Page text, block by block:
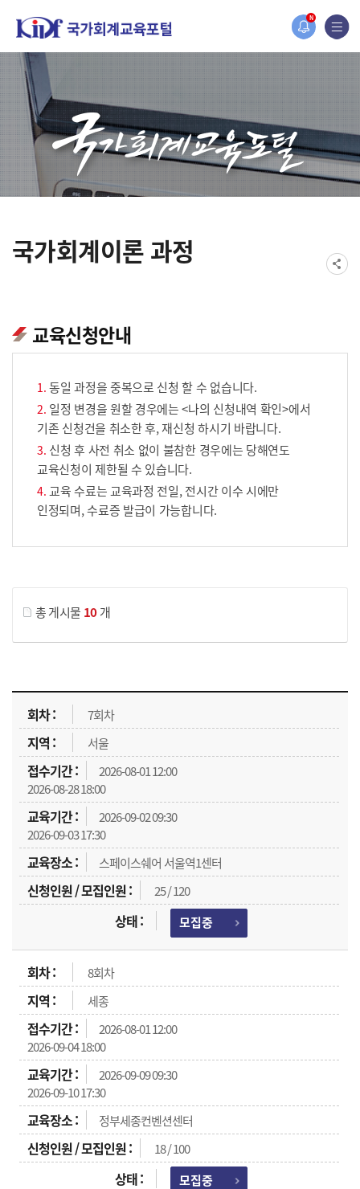
N
홈페이지가 새롭게 개편되었습니다.
한국조세재정연구원홈페이지가 새롭게 개설되었습니다.
국가회계이론 과정
교육신청안내
동일 과정을 중복으로 신청 할 수 없습니다.
일정 변경을 원할 경우에는 <나의 신청내역 확인>에서
기존 신청건을 취소한 후, 재신청 하시기 바랍니다.
신청 후 사전 취소 없이 불참한 경우에는 당해연도
교육신청이 제한될 수 있습니다.
교육 수료는 교육과정 전일, 전시간 이수 시에만
인정되며, 수료증 발급이 가능합니다.
총 게시물 10개
교육신청 목록을 나타낸 표로 회차, 지역, 접수기간, 교육기간, 교육장소, 신청인원/모집인원, 상태로 나뉘어 설명합니다.
7회차
서울
2026-08-01 12:00
2026-08-28 18:00
2026-09-02 09:30
2026-09-03 17:30
스페이스쉐어 서울역1센터
25 / 120
모집중
8회차
세종
2026-08-01 12:00
2026-09-04 18:00
2026-09-09 09:30
2026-09-10 17:30
정부세종컨벤션센터
18 / 100
모집중